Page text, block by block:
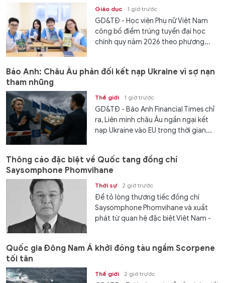
Giáo dục 1 giờ trước
GD&TĐ - Học viện Phụ nữ Việt Nam
công bố điểm trúng tuyển đại học
chính quy năm 2026 theo phương...
Báo Anh: Châu Âu phản đối kết nạp Ukraine vì sợ nạn
tham nhũng
Thế giới 1 giờ trước
GD&TĐ - Báo Anh Financial Times chỉ
ra, Liên minh châu Âu ngần ngại kết
nạp Ukraine vào EU trong thời gian...
Thông cáo đặc biệt về Quốc tang đồng chí
Saysomphone Phomvihane
Thời sự 2 giờ trước
Để tỏ lòng thương tiếc đồng chí
Saysomphone Phomvihane và xuất
phát từ quan hệ đặc biệt Việt Nam -
Cộng hoà xã hội Chủ nghĩa Việt
Quốc gia Đông Nam Á khởi đóng tàu ngầm Scorpene
tối tân
Thế giới 2 giờ trước